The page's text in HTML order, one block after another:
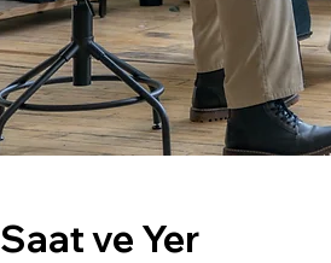
Saat ve Yer